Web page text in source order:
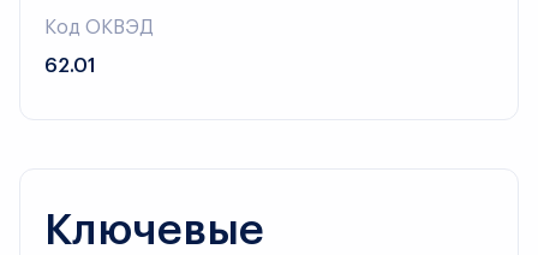
Код ОКВЭД
62.01
Ключевые